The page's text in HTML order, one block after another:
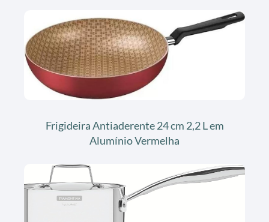
Frigideira Antiaderente 24 cm 2,2 L em
Alumínio Vermelha